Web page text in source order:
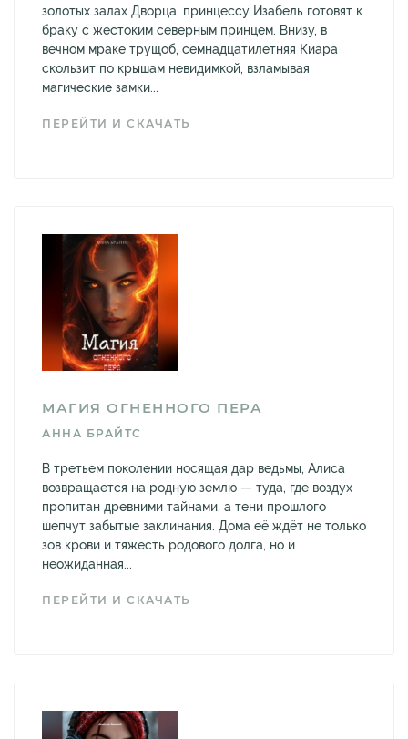
золотых залах Дворца, принцессу Изабель готовят к
браку с жестоким северным принцем. Внизу, в
вечном мраке трущоб, семнадцатилетняя Киара
скользит по крышам невидимкой, взламывая
магические замки...
ПЕРЕЙТИ И СКАЧАТЬ
МАГИЯ ОГНЕННОГО ПЕРА
АННА БРАЙТС
В третьем поколении носящая дар ведьмы, Алиса
возвращается на родную землю — туда, где воздух
пропитан древними тайнами, а тени прошлого
шепчут забытые заклинания. Дома её ждёт не только
зов крови и тяжесть родового долга, но и
неожиданная...
ПЕРЕЙТИ И СКАЧАТЬ